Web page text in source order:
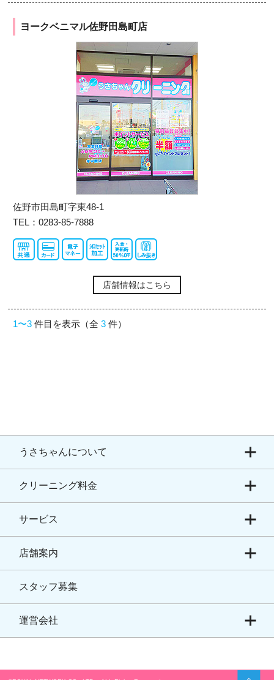
ヨークベニマル佐野田島町店
佐野市田島町字東48-1
TEL：0283-85-7888
店舗情報はこちら
1〜3 件目を表示（全3 件）
うさちゃんについて
クリーニング料金
サービス
店舗案内
スタッフ募集
運営会社